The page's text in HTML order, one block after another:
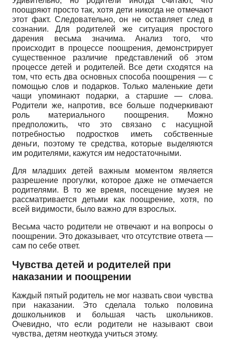
поощряют просто так, хотя дети никогда не отмечают
этот факт. Следовательно, он не оставляет след в
сознании. Для родителей же ситуация простого
дарения весьма значима. Анализ того, что
происходит в процессе поощрения, демонстрирует
существенное различие представлений об этом
процессе детей и родителей. Все дети сходятся на
том, что есть два основных способа поощрения — с
помощью слов и подарков. Только маленькие дети
чащи упоминают подарки, а старшие — слова.
Родители же, напротив, все больше подчеркивают
роль материального поощрения. Можно
предположить, что это связано с насущной
потребностью подростков иметь собственные
деньги, поэтому те средства, которые выделяются
им родителями, кажутся им недостаточными.
Для младших детей важным моментом является
разрешение прогулки, которое даже не отмечается
родителями. В то же время, посещение музея не
рассматривается детьми как поощрение, хотя, по
всей видимости, было важно для взрослых.
Весьма часто родители не отвечают и на вопросы о
поощрении. Это доказывает, что отсутствие ответа —
сам по себе ответ.
Чувства детей и родителей при
наказании и поощрении
Каждый пятый родитель не мог назвать свои чувства
при наказании. Это сделала только половина
дошкольников и большая часть школьников.
Очевидно, что если родители не называют свои
чувства, детям неоткуда учиться этому.